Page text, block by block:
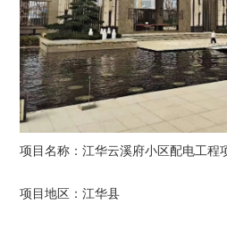
项目名称：江华云溪府小区配电工程
项目地区：江华县